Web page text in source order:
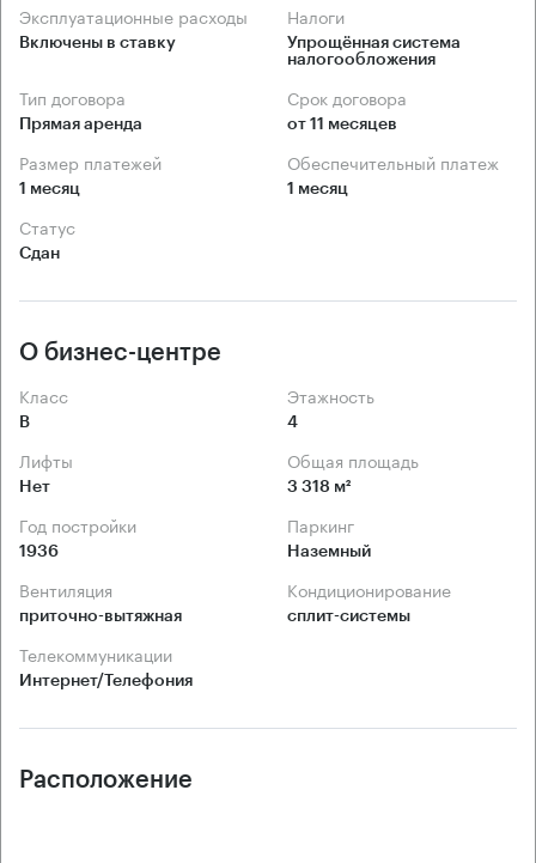
Эксплуатационные расходы
Включены в ставку
Налоги
Упрощённая система
налогообложения
Тип договора
Прямая аренда
Срок договора
от 11 месяцев
Размер платежей
1 месяц
Обеспечительный платеж
1 месяц
Статус
Сдан
О бизнес-центре
Класс
B
Этажность
4
Лифты
Нет
Общая площадь
3 318 м²
Год постройки
1936
Паркинг
Наземный
Вентиляция
приточно-вытяжная
Кондиционирование
сплит-системы
Телекоммуникации
Интернет/Телефония
Расположение